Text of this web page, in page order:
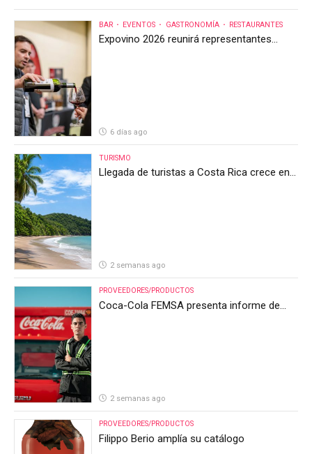
BAR EVENTOS GASTRONOMÍA RESTAURANTES
Expovino 2026 reunirá representantes
6 días ago
TURISMO
Llegada de turistas a Costa Rica crece en
2 semanas ago
PROVEEDORES/PRODUCTOS
Coca-Cola FEMSA presenta informe de
2 semanas ago
PROVEEDORES/PRODUCTOS
Filippo Berio amplía su catálogo